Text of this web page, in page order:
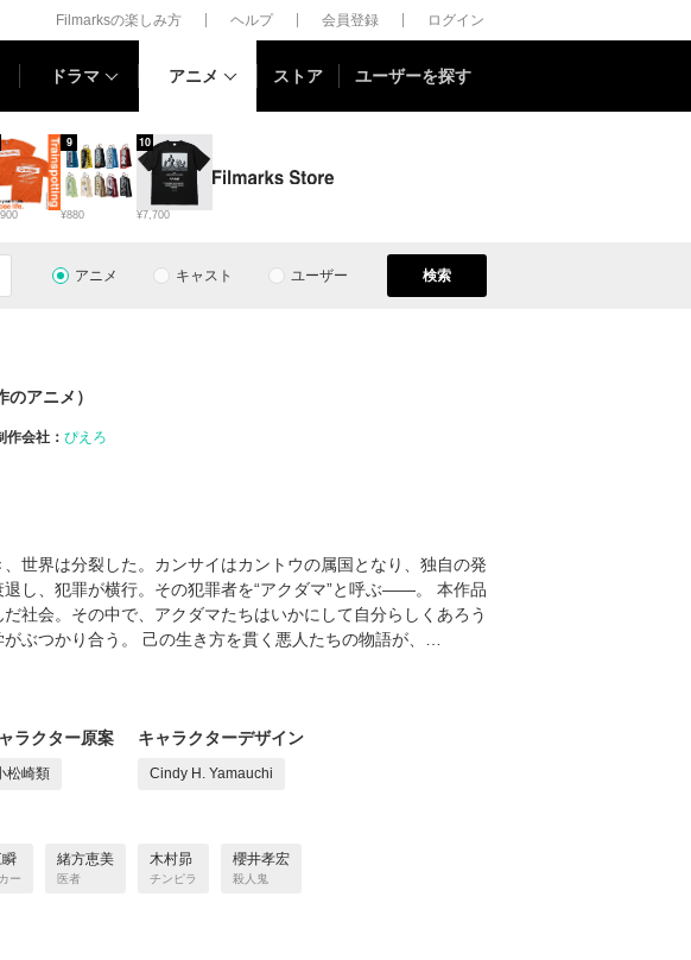
Filmarksの楽しみ方 ヘルプ 会員登録 ログイン
ドラマ アニメ ストア ユーザーを探す
¥880
9
¥7,700
10
アニメ キャスト ユーザー 検索
のアニメ）
作会社： ぴえろ
世界は分裂した。カンサイはカントウの属国となり、独自の発
し、犯罪が横行。その犯罪者を“アクダマ”と呼ぶ――。 本作品
社会。その中で、アクダマたちはいかにして自分らしくあろう
ぶつかり合う。 己の生き方を貫く悪人たちの物語が、…
ラクター原案
松崎類
キャラクターデザイン
Cindy H. Yamauchi
ー
緒方恵美
医者
木村昴
チンピラ
櫻井孝宏
殺人鬼